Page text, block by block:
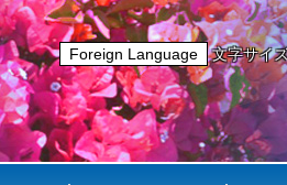
Foreign Language
文字サイ